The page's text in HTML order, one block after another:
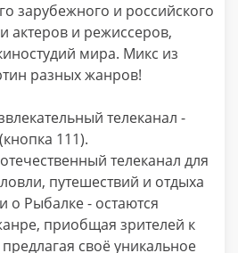
зарубежного и российского
актеров и режиссеров,
мира. Микс из
разных жанров!
телеканал -
111).
телеканал для
путешествий и отдыха
о Рыбалке - остаются
приобщая зрителей к
своё уникальное